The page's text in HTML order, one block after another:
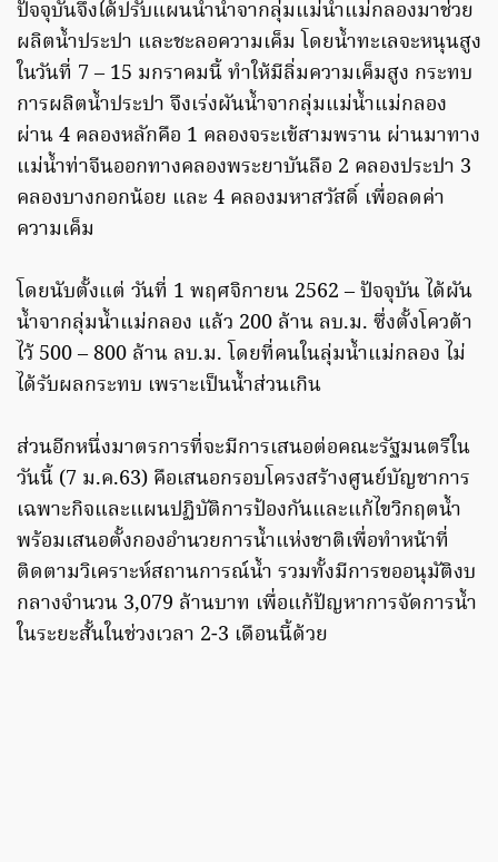
ปัจจุบันจึงได้ปรับแผนนำน้ำจากลุ่มแม่น้ำแม่กลองมาช่วย
ผลิตน้ำประปา และชะลอความเค็ม โดยน้ำทะเลจะหนุนสูง
ในวันที่ 7 – 15 มกราคมนี้ ทำให้มีลิ่มความเค็มสูง กระทบ
การผลิตน้ำประปา จึงเร่งผันน้ำจากลุ่มแม่น้ำแม่กลอง
ผ่าน 4 คลองหลักคือ 1 คลองจระเข้สามพราน ผ่านมาทาง
แม่น้ำท่าจีนออกทางคลองพระยาบันลือ 2 คลองประปา 3
คลองบางกอกน้อย และ 4 คลองมหาสวัสดิ์ เพื่อลดค่า
ความเค็ม
โดยนับตั้งแต่ วันที่ 1 พฤศจิกายน 2562 – ปัจจุบัน ได้ผัน
น้ำจากลุ่มน้ำแม่กลอง แล้ว 200 ล้าน ลบ.ม. ซึ่งตั้งโควต้า
ไว้ 500 – 800 ล้าน ลบ.ม. โดยที่คนในลุ่มน้ำแม่กลอง ไม่
ได้รับผลกระทบ เพราะเป็นน้ำส่วนเกิน
ส่วนอีกหนึ่งมาตรการที่จะมีการเสนอต่อคณะรัฐมนตรีใน
วันนี้ (7 ม.ค.63) คือเสนอกรอบโครงสร้างศูนย์บัญชาการ
เฉพาะกิจและแผนปฏิบัติการป้องกันและแก้ไขวิกฤตน้ำ
พร้อมเสนอตั้งกองอำนวยการน้ำแห่งชาติเพื่อทำหน้าที่
ติดตามวิเคราะห์สถานการณ์น้ำ รวมทั้งมีการขออนุมัติงบ
กลางจำนวน 3,079 ล้านบาท เพื่อแก้ปัญหาการจัดการน้ำ
ในระยะสั้นในช่วงเวลา 2-3 เดือนนี้ด้วย